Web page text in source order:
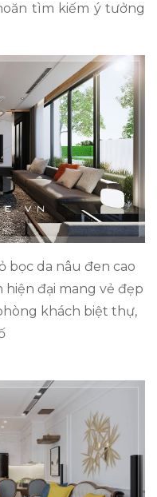
tìm kiếm ý tưởng
bọc da nâu đen cao
đại mang vẻ đẹp
khách biệt thự,